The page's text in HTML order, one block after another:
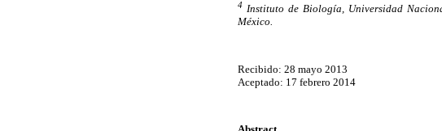
4 Instituto de Biología, Universidad
México.
Recibido: 28 mayo 2013
Aceptado: 17 febrero 2014